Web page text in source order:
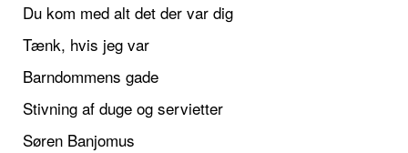
Du kom med alt det der var dig
Tænk, hvis jeg var
Barndommens gade
Stivning af duge og servietter
Søren Banjomus